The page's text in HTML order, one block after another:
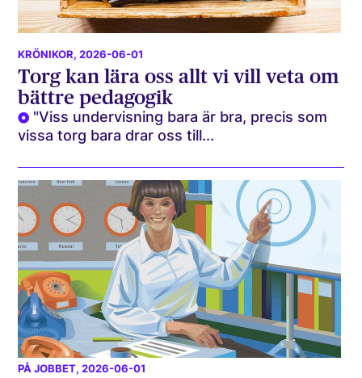
KRÖNIKOR, 2026-06-01
Torg kan lära oss allt vi vill veta om
bättre pedagogik
"Viss undervisning bara är bra, precis som
vissa torg bara drar oss till...
PÅ JOBBET, 2026-06-01